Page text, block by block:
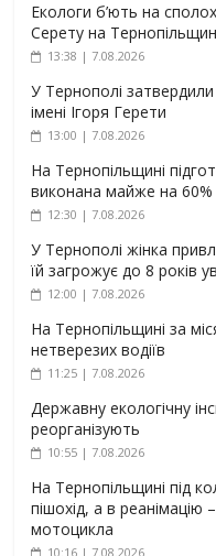
Екологи б’ють на
Серету на
13:38 | 7.08.2026
У Тернополі
імені Ігоря Герети
13:00 | 7.08.2026
На Тернопільщині
виконана майже на 60%
12:30 | 7.08.2026
У Тернополі жінка
їй загрожує до 8 років
12:00 | 7.08.2026
На Тернопільщині за
нетверезих водіїв
11:25 | 7.08.2026
Державну екологічну
реорганізують
10:55 | 7.08.2026
На Тернопільщині під
пішохід, а в реанімацію
мотоцикла
10:16 | 7.08.2026